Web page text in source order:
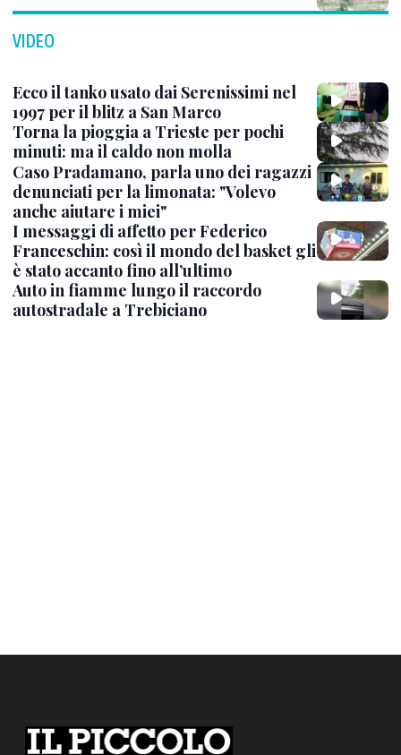
VIDEO
Ecco il tanko usato dai Serenissimi nel
1997 per il blitz a San Marco
Torna la pioggia a Trieste per pochi
minuti: ma il caldo non molla
Caso Pradamano, parla uno dei ragazzi
denunciati per la limonata: "Volevo
anche aiutare i miei"
I messaggi di affetto per Federico
Franceschin: così il mondo del basket gli
è stato accanto fino all’ultimo
Auto in fiamme lungo il raccordo
autostradale a Trebiciano